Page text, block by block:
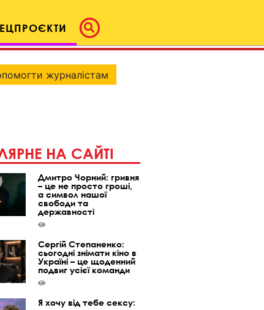
журналістам
НА САЙТІ
Дмитро Чорний: гривня
– це не просто гроші,
а символ нашої
свободи та
державності
Сергій Степаненко:
сьогодні знімати кіно в
Україні – це щоденний
подвиг усієї команди
Я хочу від тебе сексу: